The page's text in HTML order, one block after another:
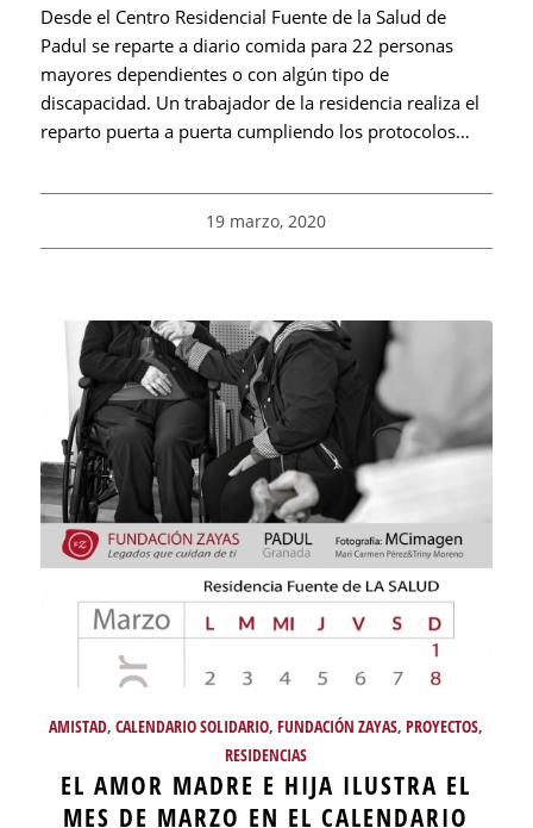
Desde el Centro Residencial Fuente de la Salud de
Padul se reparte a diario comida para 22 personas
mayores dependientes o con algún tipo de
discapacidad. Un trabajador de la residencia realiza el
reparto puerta a puerta cumpliendo los protocolos…
19 marzo, 2020
AMISTAD,CALENDARIO SOLIDARIO,FUNDACIÓN ZAYAS,PROYECTOS,
RESIDENCIAS
EL AMOR MADRE E HIJA ILUSTRA EL
MES DE MARZO EN EL CALENDARIO